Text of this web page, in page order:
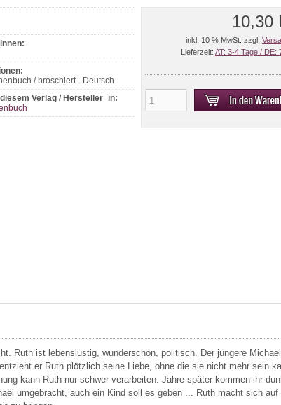
/ broschiert - Deutsch
Verlag / Hersteller_in:
10,30
inkl. 10 % MwSt. zzgl.
Lieferzeit: AT: 3-4 Tage / DE:
Ruth ist lebenslustig, wunderschön, politisch. Der jüngere Michaël
er Ruth plötzlich seine Liebe, ohne die sie nicht mehr sein
kann Ruth nur schwer verarbeiten. Jahre später kommen ihr
umgebracht, auch ein Kind soll es geben ... Ruth macht sich auf